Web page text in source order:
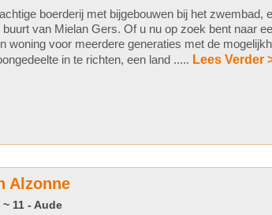
boerderij met bijgebouwen bij het zwembad,
buurt van Mielan Gers. Of u nu op zoek bent naar
woning voor meerdere generaties met de
in te richten, een land ..... Lees Verder
Alzonne
11 - Aude